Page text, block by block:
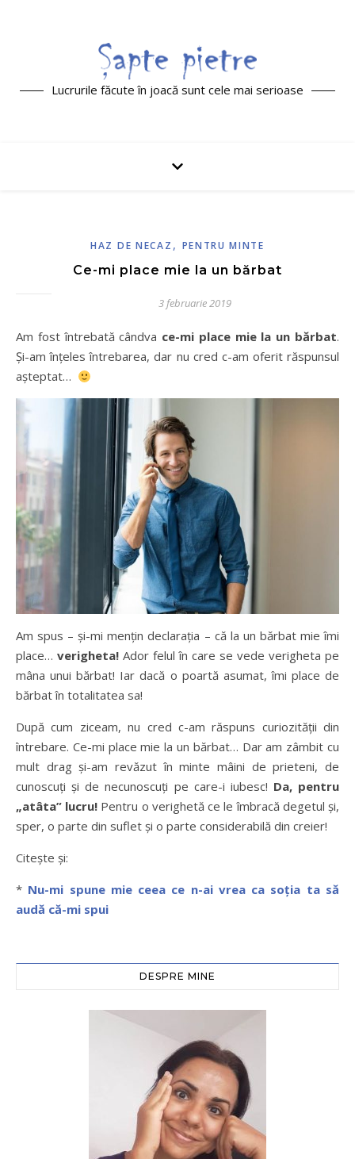
Lucrurile făcute în joacă sunt cele mai serioase
HAZ DE NECAZ , PENTRU MINTE
Ce-mi place mie la un bărbat
3 februarie 2019
Am fost întrebată cândva ce-mi place mie la un bărbat.
Și-am înțeles întrebarea, dar nu cred c-am oferit răspunsul
așteptat…
Am spus – și-mi mențin declarația – că la un bărbat mie îmi
place… verigheta! Ador felul în care se vede verigheta pe
mâna unui bărbat! Iar dacă o poartă asumat, îmi place de
bărbat în totalitatea sa!
După cum ziceam, nu cred c-am răspuns curiozității din
întrebare. Ce-mi place mie la un bărbat… Dar am zâmbit cu
mult drag și-am revăzut în minte mâini de prieteni, de
cunoscuți și de necunoscuți pe care-i iubesc! Da, pentru
„atâta” lucru! Pentru o verighetă ce le îmbracă degetul și,
sper, o parte din suflet și o parte considerabilă din creier!
Citește și:
* Nu-mi spune mie ceea ce n-ai vrea ca soția ta să
audă că-mi spui
DESPRE MINE